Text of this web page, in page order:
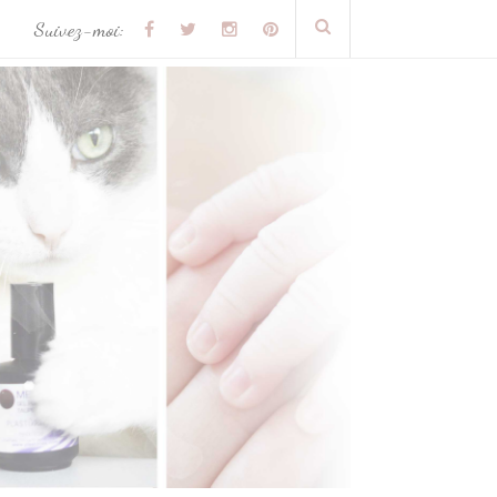
Suivez-moi: